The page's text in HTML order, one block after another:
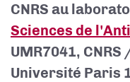
CNRS au
Sciences de
UMR7041,
Université Paris